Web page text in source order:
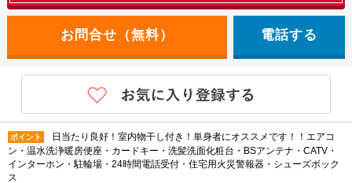
電話する
ポイント
日当たり良好！室内物干し付き！単身者にオススメです！！エアコ
ン・温水洗浄暖房便座・カードキー・洗髪洗面化粧台・BSアンテナ・CATV・
インターホン・駐輪場・24時間電話受付・住宅用火災警報器・シューズボック
ス